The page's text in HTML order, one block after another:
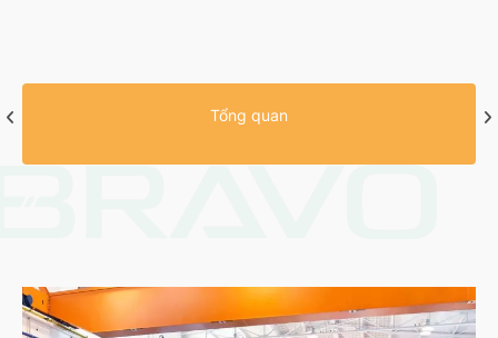
Tổng quan